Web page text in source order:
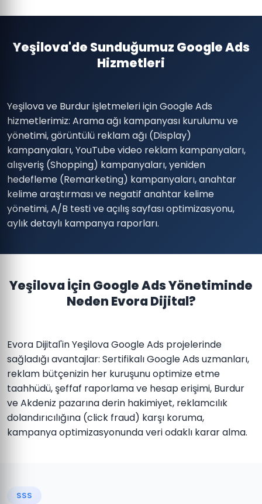
Yeşilova'de Sunduğumuz Google Ads
Hizmetleri
Yeşilova ve Burdur işletmeleri için Google Ads
hizmetlerimiz: Arama ağı kampanyası kurulumu ve
yönetimi, görüntülü reklam ağı (Display)
kampanyaları, YouTube video reklam kampanyaları,
alışveriş (Shopping) kampanyaları, yeniden
hedefleme (Remarketing) kampanyaları, anahtar
kelime araştırması ve negatif anahtar kelime
yönetimi, A/B testi ve açılış sayfası optimizasyonu,
aylık detaylı kampanya raporları.
Yeşilova İçin Google Ads Yönetiminde
Neden Evora Dijital?
Evora Dijital'in Yeşilova Google Ads projelerinde
sağladığı avantajlar: Sertifikalı Google Ads uzmanları,
reklam bütçenizin her kuruşunu optimize etme
taahhüdü, şeffaf raporlama ve hesap erişimi, Burdur
ve Akdeniz pazarına derin hakimiyet, reklamcılık
dolandırıcılığına (click fraud) karşı koruma,
kampanya optimizasyonunda veri odaklı karar alma.
SSS